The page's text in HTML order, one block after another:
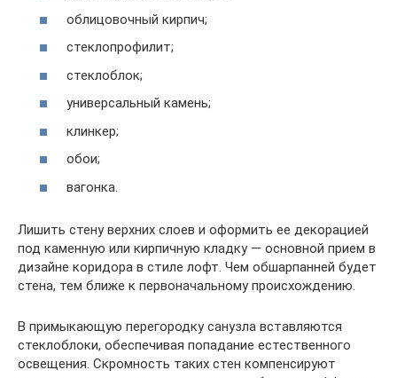
облицовочный кирпич;
стеклопрофилит;
стеклоблок;
универсальный камень;
клинкер;
обои;
вагонка.
Лишить стену верхних слоев и оформить ее декорацией
под каменную или кирпичную кладку — основной прием в
дизайне коридора в стиле лофт. Чем обшарпанней будет
стена, тем ближе к первоначальному происхождению.
В примыкающую перегородку санузла вставляются
стеклоблоки, обеспечивая попадание естественного
освещения. Скромность таких стен компенсируют